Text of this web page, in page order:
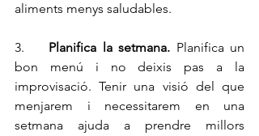
aliments menys saludables.
3. Planifica la setmana. Planifica un
bon menú i no deixis pas a la
improvisació. Tenir una visió del que
menjarem i necessitarem en una
setmana ajuda a prendre millors